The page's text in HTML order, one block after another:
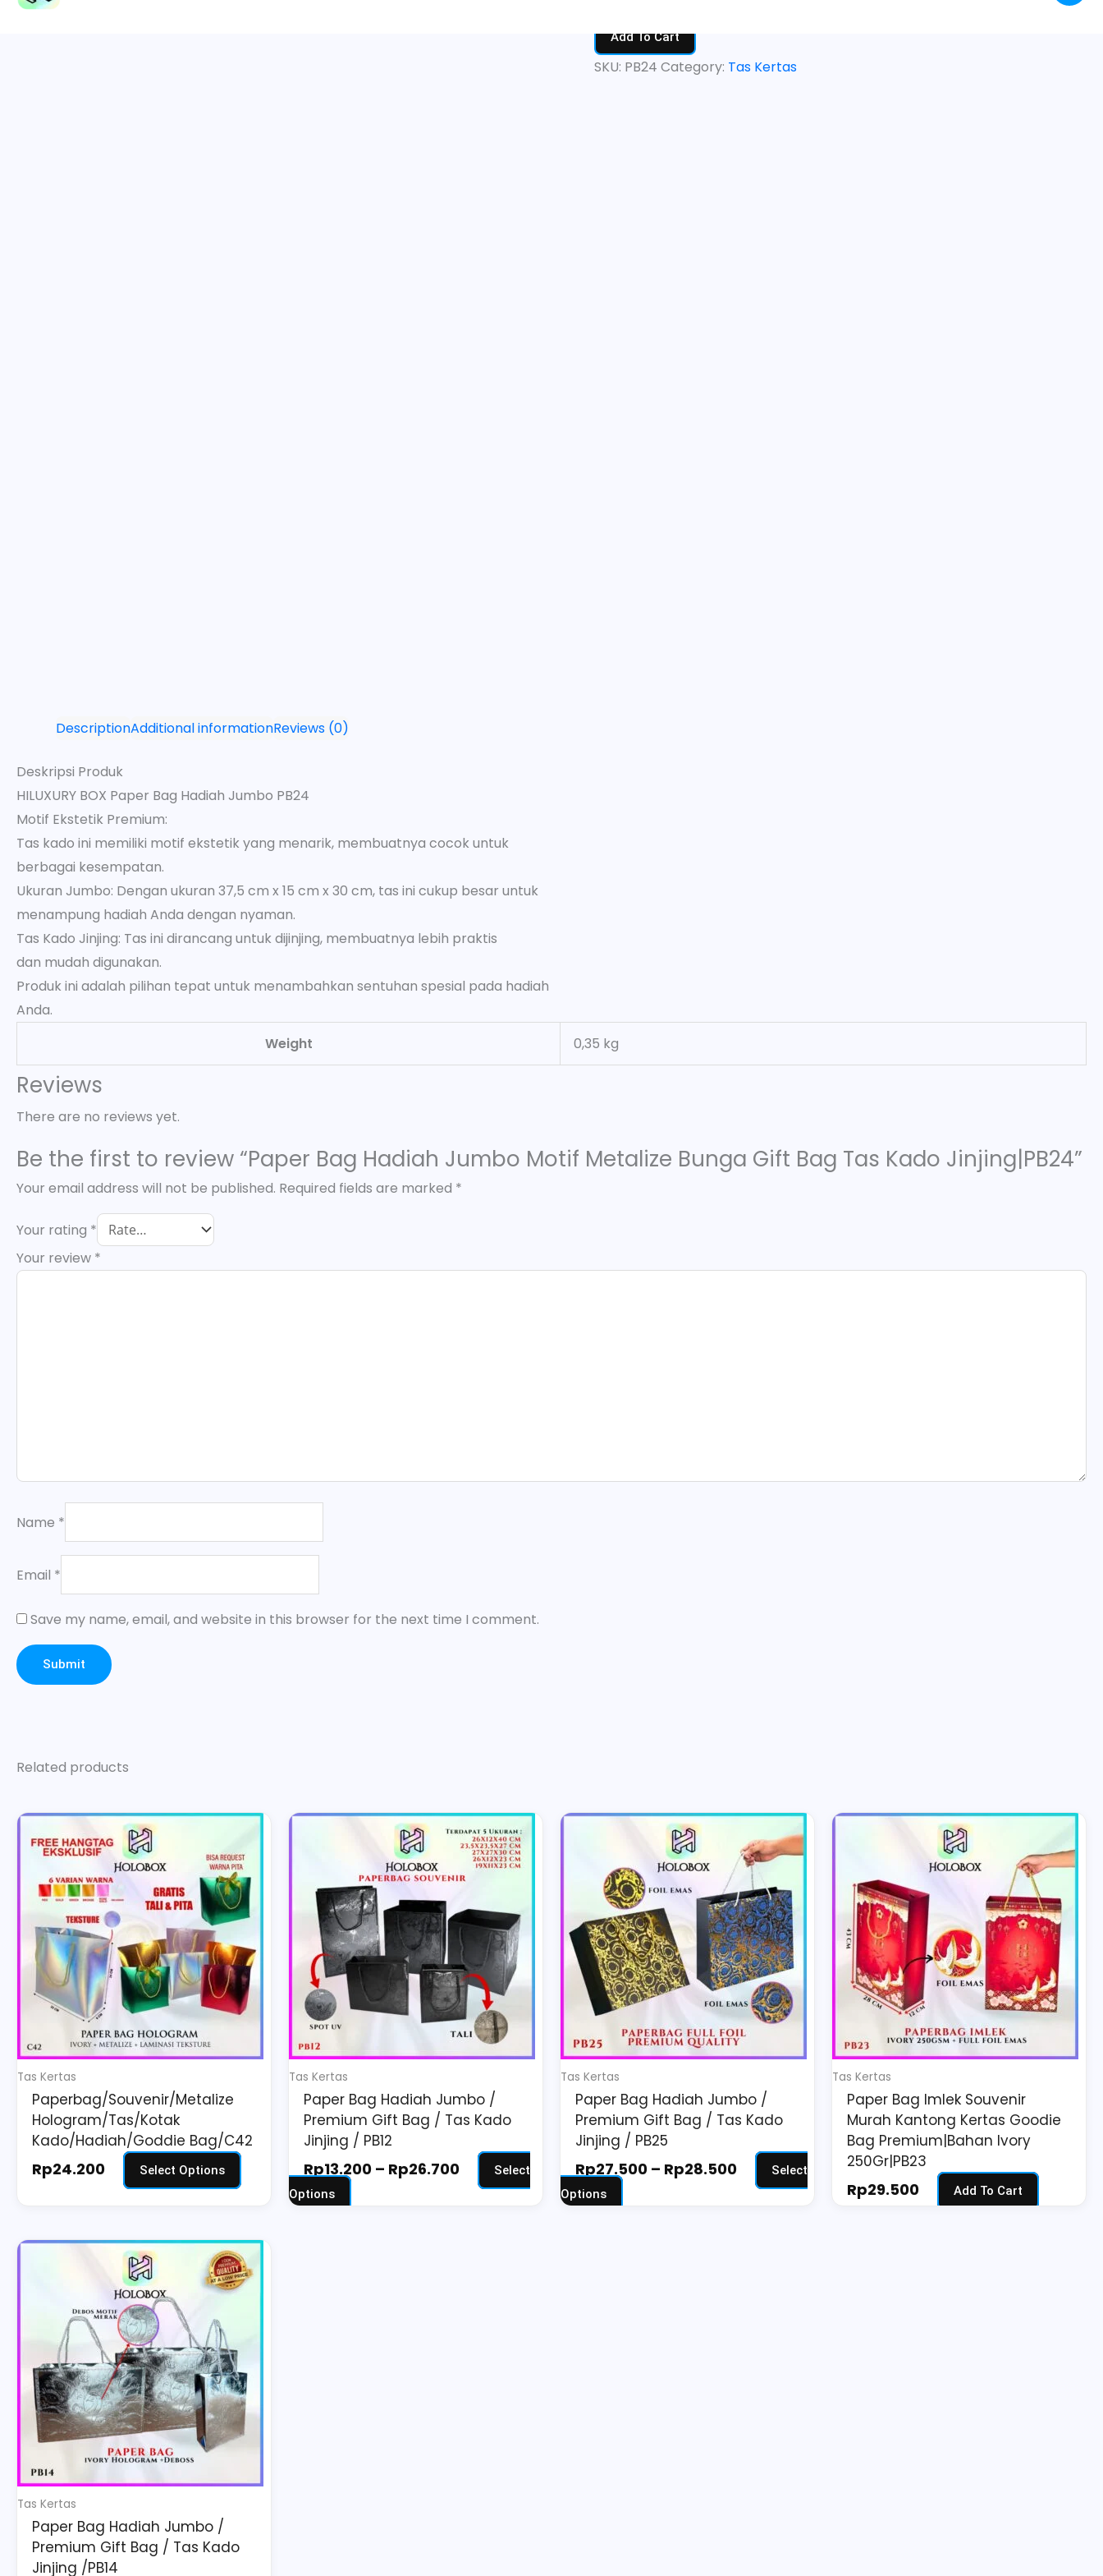
Add To Cart
SKU: PB24 Category: Tas Kertas
DescriptionAdditional informationReviews (0)
Deskripsi Produk
HILUXURY BOX Paper Bag Hadiah Jumbo PB24
Motif Ekstetik Premium:
Tas kado ini memiliki motif ekstetik yang menarik, membuatnya cocok untuk
berbagai kesempatan.
Ukuran Jumbo: Dengan ukuran 37,5 cm x 15 cm x 30 cm, tas ini cukup besar untuk
menampung hadiah Anda dengan nyaman.
Tas Kado Jinjing: Tas ini dirancang untuk dijinjing, membuatnya lebih praktis
dan mudah digunakan.
Produk ini adalah pilihan tepat untuk menambahkan sentuhan spesial pada hadiah
Anda.
Weight
0,35 kg
Reviews
There are no reviews yet.
Be the first to review “Paper Bag Hadiah Jumbo Motif Metalize Bunga Gift Bag Tas Kado Jinjing|PB24”
Your email address will not be published. Required fields are marked *
Your rating *
Your review *
Name *
Email *
Save my name, email, and website in this browser for the next time I comment.
Related products
Tas Kertas
Paperbag/Souvenir/Metalize
Hologram/Tas/Kotak
Kado/Hadiah/Goddie Bag/C42
Rp24.200 Select Options
This
product
has
multiple
variants.
The
options
may
be
on
page
Tas Kertas
Paper Bag Hadiah Jumbo /
Premium Gift Bag / Tas Kado
Jinjing / PB12
Rp13.200 – Rp26.700
Price
range:
Rp13.200
through
Select
Options
product
has
multiple
variants.
The
options
may
be
on
product
page
Tas Kertas
Paper Bag Hadiah Jumbo /
Premium Gift Bag / Tas Kado
Jinjing / PB25
Rp27.500 – Rp28.500
Price
range:
Rp27.500
through
Rp28.500
Select
Options
This
product
has
multiple
variants.
The
options
may
be
chosen
on
product
page
Tas Kertas
Paper Bag Imlek Souvenir
Murah Kantong Kertas Goodie
Bag Premium|Bahan Ivory
250Gr|PB23
Rp29.500 Add To Cart
Tas Kertas
Paper Bag Hadiah Jumbo /
Premium Gift Bag / Tas Kado
Jinjing /PB14
Price
range:
Rp19.200
Rp27.000
product
multiple
variants.
The
options
may
be
chosen
on
product
page